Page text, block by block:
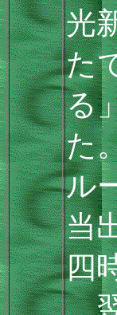
光
た
る
た
ル
当
四
翌